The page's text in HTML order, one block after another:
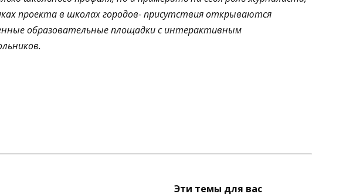
проекта в школах городов- присутствия открываются
образовательные площадки с интерактивным
Эти темы для вас